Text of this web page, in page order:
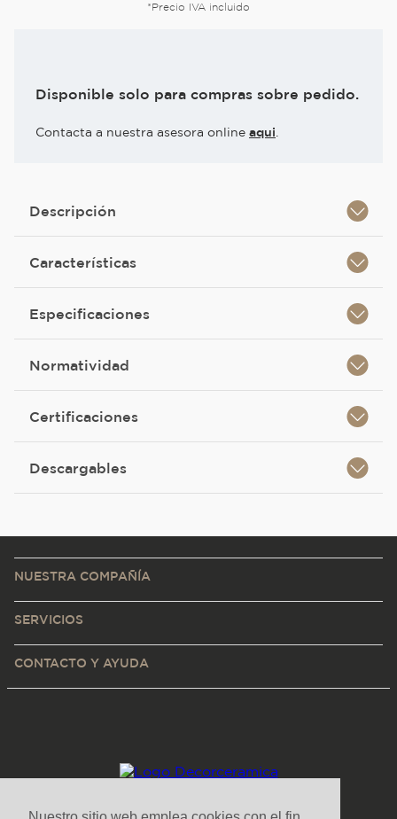
*Precio IVA incluido
Disponible solo para compras sobre pedido.
Contacta a nuestra asesora online aqui
Descripción
Características
Especificaciones
Normatividad
Certificaciones
Descargables
NUESTRA COMPAÑÍA
SERVICIOS
CONTACTO Y AYUDA